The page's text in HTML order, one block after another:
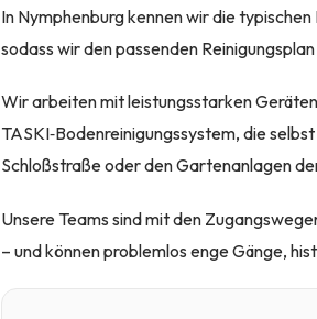
In Nymphenburg kennen wir die
sodass wir den passenden
Wir arbeiten mit leistungsstarken
TASKI‑Bodenreinigungssystem, die
Schloßstraße oder den Gartenanlagen
Unsere Teams sind mit den
– und können problemlos enge Gänge,